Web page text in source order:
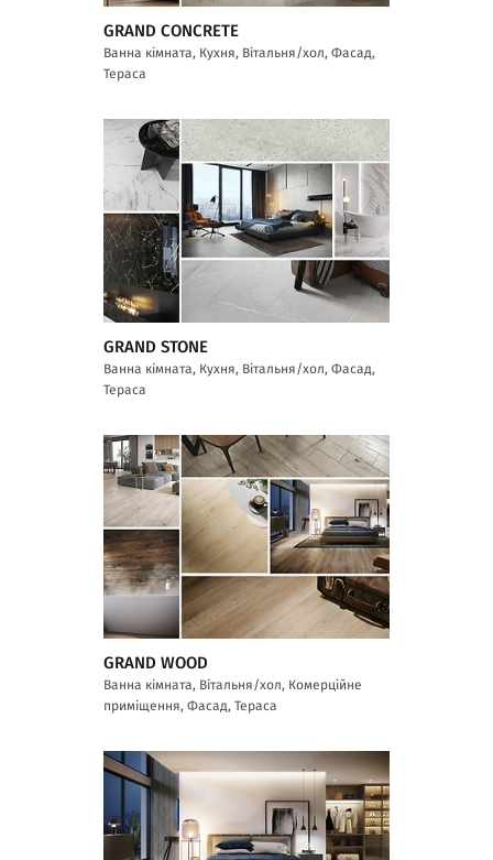
GRAND CONCRETE
Ванна кімната, Кухня, Вітальня/хол, Фасад,
Тераса
GRAND STONE
Ванна кімната, Кухня, Вітальня/хол, Фасад,
Тераса
GRAND WOOD
Ванна кімната, Вітальня/хол, Комерційне
приміщення, Фасад, Тераса